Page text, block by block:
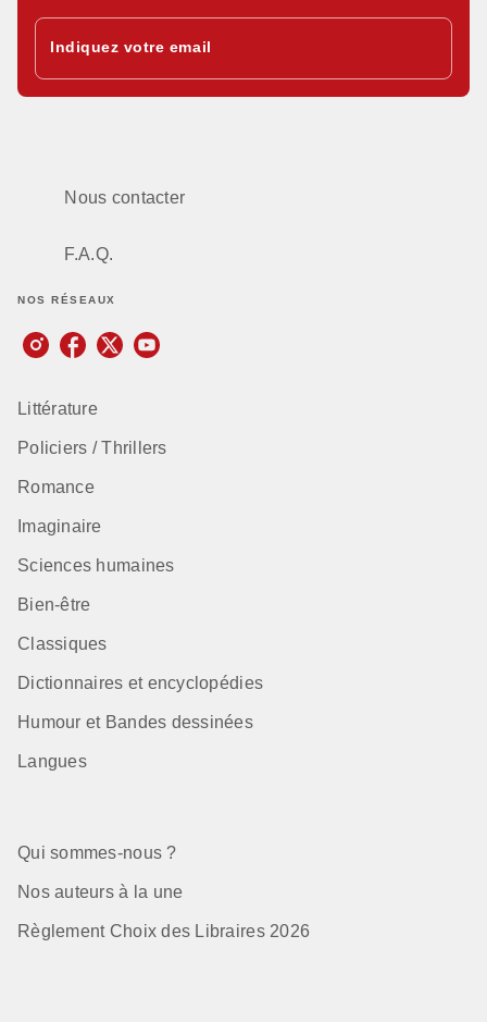
Indiquez votre email
Nous contacter
F.A.Q.
NOS RÉSEAUX
Littérature
Policiers / Thrillers
Romance
Imaginaire
Sciences humaines
Bien-être
Classiques
Dictionnaires et encyclopédies
Humour et Bandes dessinées
Langues
Qui sommes-nous ?
Nos auteurs à la une
Règlement Choix des Libraires 2026